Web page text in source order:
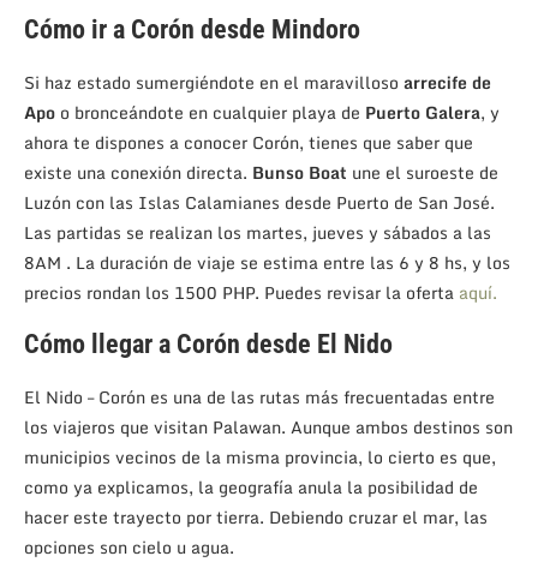
Cómo ir a Corón desde Mindoro
Si haz estado sumergiéndote en el maravilloso arrecife de
Apo o bronceándote en cualquier playa de Puerto Galera, y
ahora te dispones a conocer Corón, tienes que saber que
existe una conexión directa. Bunso Boat une el suroeste de
Luzón con las Islas Calamianes desde Puerto de San José.
Las partidas se realizan los martes, jueves y sábados a las
8AM . La duración de viaje se estima entre las 6 y 8 hs, y los
precios rondan los 1500 PHP. Puedes revisar la oferta aquí.
Cómo llegar a Corón desde El Nido
El Nido – Corón es una de las rutas más frecuentadas entre
los viajeros que visitan Palawan. Aunque ambos destinos son
municipios vecinos de la misma provincia, lo cierto es que,
como ya explicamos, la geografía anula la posibilidad de
hacer este trayecto por tierra. Debiendo cruzar el mar, las
opciones son cielo u agua.